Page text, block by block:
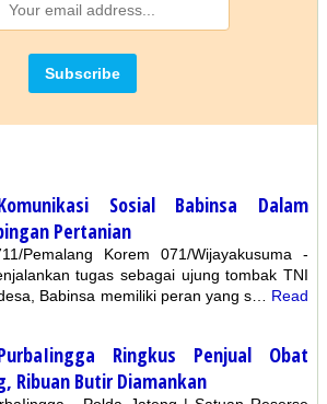
Sosial Babinsa Dalam
Pertanian
Pemalang Korem 071/Wijayakusuma -
tugas sebagai ujung tombak TNI
Babinsa memiliki peran yang s…
Read
Ringkus Penjual Obat
Ribuan Butir Diamankan